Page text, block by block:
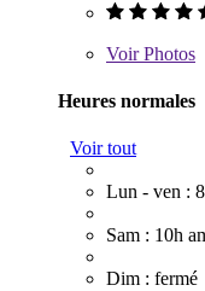
VoirPhotos
Heures normales
Voir tout
Lun - ven :
Sam : 10h
Dim : fermé